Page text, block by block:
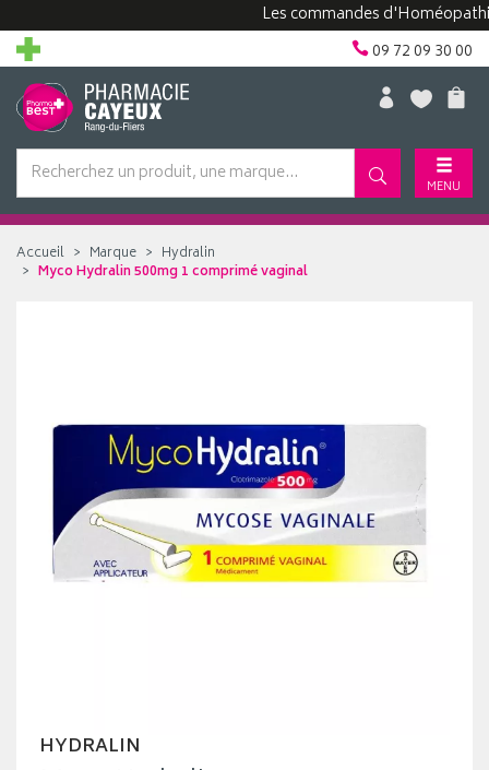
Les commandes d'Homéopathie
09 72 09 30 00
MENU
Accueil Marque
Hydralin
Myco Hydralin 500mg 1 comprimé vaginal
HYDRALIN